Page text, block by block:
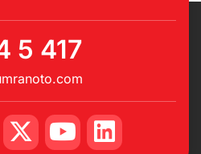
5 417